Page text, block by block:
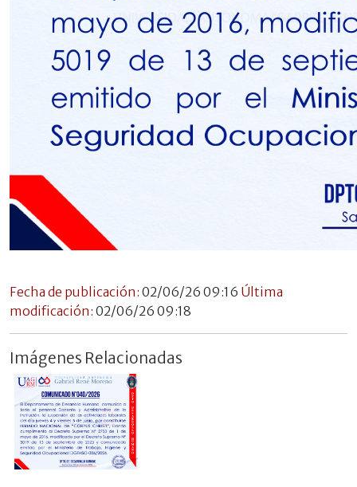
Fecha de publicación: 02/06/26 09:16 Última
modificación: 02/06/26 09:18
Imágenes Relacionadas